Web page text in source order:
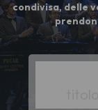
condivisa, delle